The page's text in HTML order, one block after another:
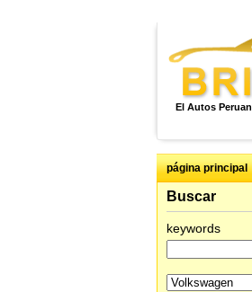
El Autos
página principal
Buscar
keywords